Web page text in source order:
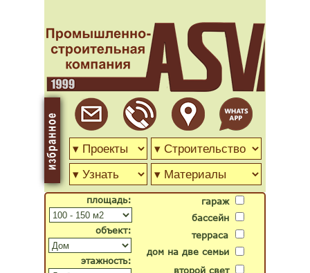
гараж
бассейн
второй свет
дом на две семьи
терраса
объект:
площадь:
этажность: